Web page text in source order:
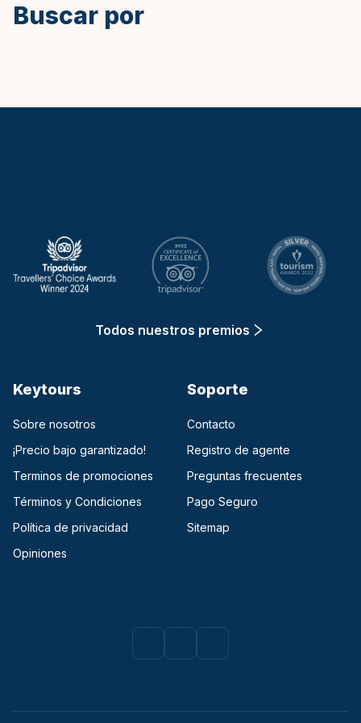
Buscar por
Todos nuestros premios
Keytours
Sobre nosotros
¡Precio bajo garantizado!
Terminos de promociones
Términos y Condiciones
Política de privacidad
Opiniones
Soporte
Contacto
Registro de agente
Preguntas frecuentes
Pago Seguro
Sitemap
Facebook
(opens in a new tab)
Instagram
(opens in a new tab)
Youtube
(opens in a new tab)